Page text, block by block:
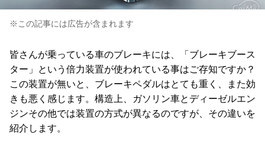
※この記事には広告が含まれます
皆さんが乗っている車のブレーキには、「ブレーキブース
ター」という倍力装置が使われている事はご存知ですか？
この装置が無いと、ブレーキペダルはとても重く、また効
きも悪く感じます。構造上、ガソリン車とディーゼルエン
ジンその他では装置の方式が異なるのですが、その違いを
紹介します。